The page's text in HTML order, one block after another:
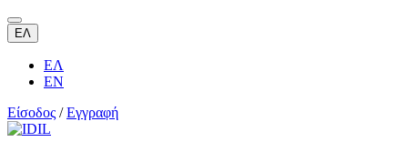
ΕΛ
ΕΛ
EN
Είσοδος /Εγγραφή